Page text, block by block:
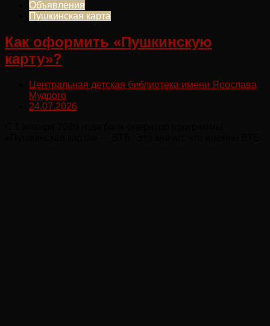
Объявления
Пушкинская карта
Как оформить «Пушкинскую
карту»?
Центральная детская библиотека имени Ярослава
Мудрого
24.07.2026